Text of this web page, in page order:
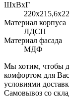
ШхВхГ
Материал корпуса
ЛДСП
Материал фасада
МДФ
Мы хотим, чтобы
комфортом для
условиями
Самовывоз со